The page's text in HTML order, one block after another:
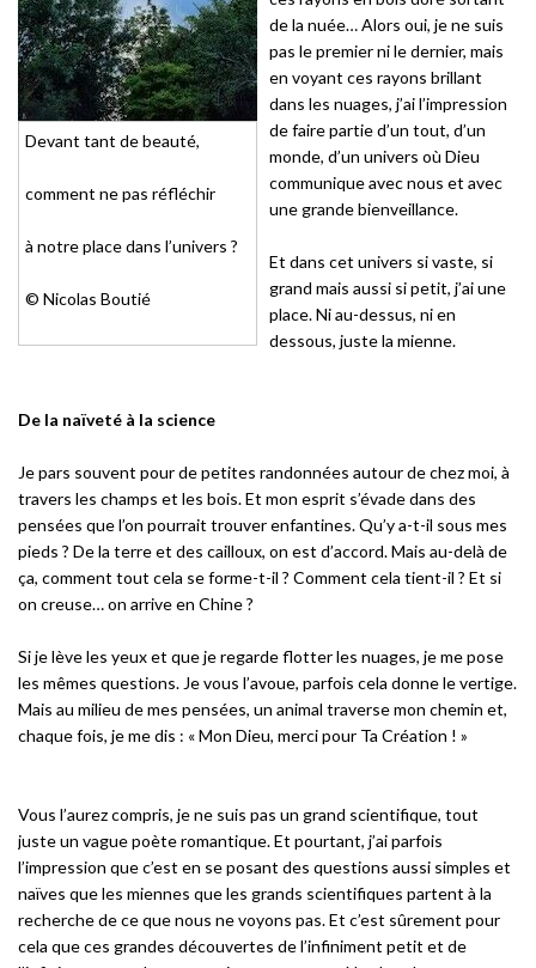
Devant tant de beauté,
comment ne pas réfléchir
à notre place dans l’univers ?
© Nicolas Boutié
de la nuée… Alors oui, je ne suis
pas le premier ni le dernier, mais
en voyant ces rayons brillant
dans les nuages, j’ai l’impression
de faire partie d’un tout, d’un
monde, d’un univers où Dieu
communique avec nous et avec
une grande bienveillance.
Et dans cet univers si vaste, si
grand mais aussi si petit, j’ai une
place. Ni au-dessus, ni en
dessous, juste la mienne.
De la naïveté à la science
Je pars souvent pour de petites randonnées autour de chez moi, à
travers les champs et les bois. Et mon esprit s’évade dans des
pensées que l’on pourrait trouver enfantines. Qu’y a-t-il sous mes
pieds ? De la terre et des cailloux, on est d’accord. Mais au-delà de
ça, comment tout cela se forme-t-il ? Comment cela tient-il ? Et si
on creuse… on arrive en Chine ?
Si je lève les yeux et que je regarde flotter les nuages, je me pose
les mêmes questions. Je vous l’avoue, parfois cela donne le vertige.
Mais au milieu de mes pensées, un animal traverse mon chemin et,
chaque fois, je me dis : « Mon Dieu, merci pour Ta Création ! »
Vous l’aurez compris, je ne suis pas un grand scientifique, tout
juste un vague poète romantique. Et pourtant, j’ai parfois
l’impression que c’est en se posant des questions aussi simples et
naïves que les miennes que les grands scientifiques partent à la
recherche de ce que nous ne voyons pas. Et c’est sûrement pour
cela que ces grandes découvertes de l’infiniment petit et de